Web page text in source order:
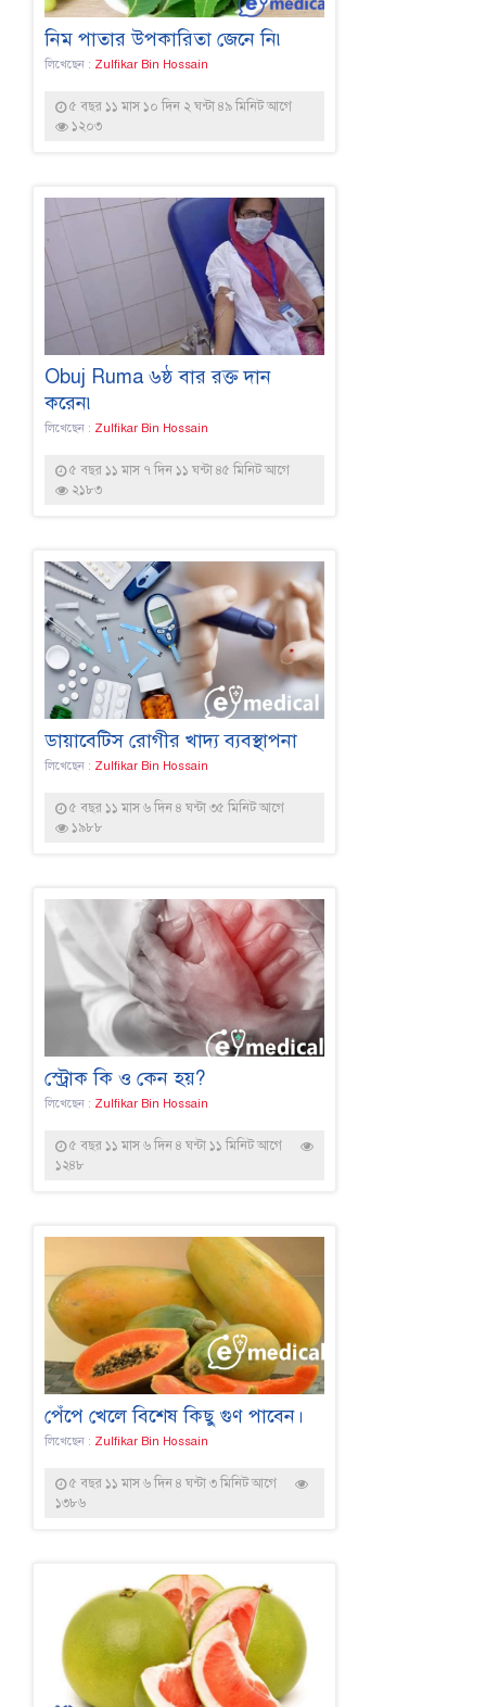
নিম পাতার উপকারিতা জেনে নি৷
লিখেছেন : Zulfikar Bin Hossain
৫ বছর ১১ মাস ১০ দিন ২ ঘন্টা ৪৯ মিনিট আগে
১২০৩
Obuj Ruma ৬ষ্ঠ বার রক্ত দান
করেন৷
লিখেছেন : Zulfikar Bin Hossain
৫ বছর ১১ মাস ৭ দিন ১১ ঘন্টা ৪৫ মিনিট আগে
২১৮৩
ডায়াবেটিস রোগীর খাদ্য ব্যবস্থাপনা
লিখেছেন : Zulfikar Bin Hossain
৫ বছর ১১ মাস ৬ দিন ৪ ঘন্টা ৩৫ মিনিট আগে
১৯৮৮
স্ট্রোক কি ও কেন হয়?
লিখেছেন : Zulfikar Bin Hossain
৫ বছর ১১ মাস ৬ দিন ৪ ঘন্টা ১১ মিনিট আগে
১২৪৮
পেঁপে খেলে বিশেষ কিছু গুণ পাবেন।
লিখেছেন : Zulfikar Bin Hossain
৫ বছর ১১ মাস ৬ দিন ৪ ঘন্টা ৩ মিনিট আগে
১৩৮৬